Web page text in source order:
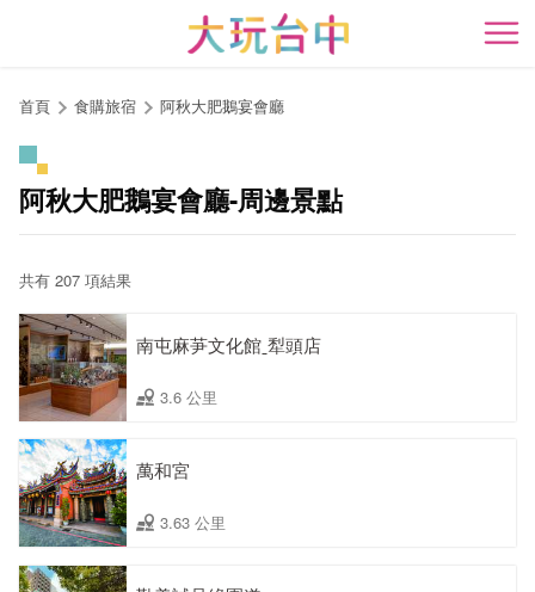
開
首頁 食購旅宿 阿秋大肥鵝宴會廳
阿秋大肥鵝宴會廳-周邊景點
共有 207 項結果
南屯麻芛文化館ˍ犁頭店
3.6 公里
萬和宮
3.63 公里